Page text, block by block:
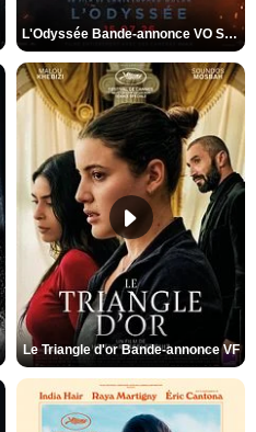
L'Odyssée Bande-annonce VO STFR
Le Triangle d'or Bande-annonce VF